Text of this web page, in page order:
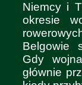
Niemcy i
okresie
Belgowie
Gdy
głównie